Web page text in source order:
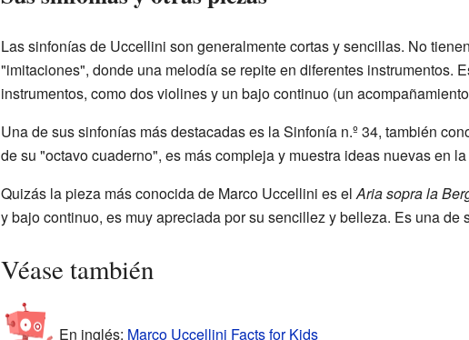
Las sinfonías de Uccellini son generalmente cortas y sencillas. No
"imitaciones", donde una melodía se repite en diferentes instrumentos.
instrumentos, como dos violines y un bajo continuo (un
Una de sus sinfonías más destacadas es la Sinfonía n.º 34, también
de su "octavo cuaderno", es más compleja y muestra ideas nuevas en
Quizás la pieza más conocida de Marco Uccellini es elAria sopra la
y bajo continuo, es muy apreciada por su sencillez y belleza. Es una
Véase también
En inglés: Marco Uccellini Facts for Kids